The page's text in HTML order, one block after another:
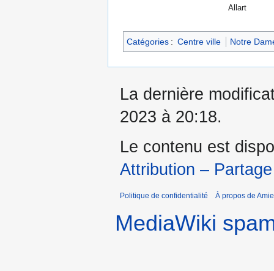
Allart
Catégories : Centre ville Notre
La dernière
2023 à 20:18.
Le contenu est
Attribution –
Politique de confidentialité À propos de
MediaWiki